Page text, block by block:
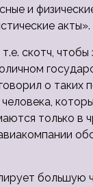
и
акты».
скотч, чтобы
о таких
только в
большую